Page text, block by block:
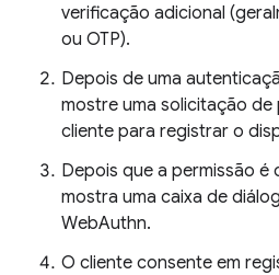
verificação adicional
ou OTP).
Depois de uma
mostre uma solicitação
cliente para registrar o
Depois que a permissão
mostra uma caixa de
WebAuthn.
O cliente consente em